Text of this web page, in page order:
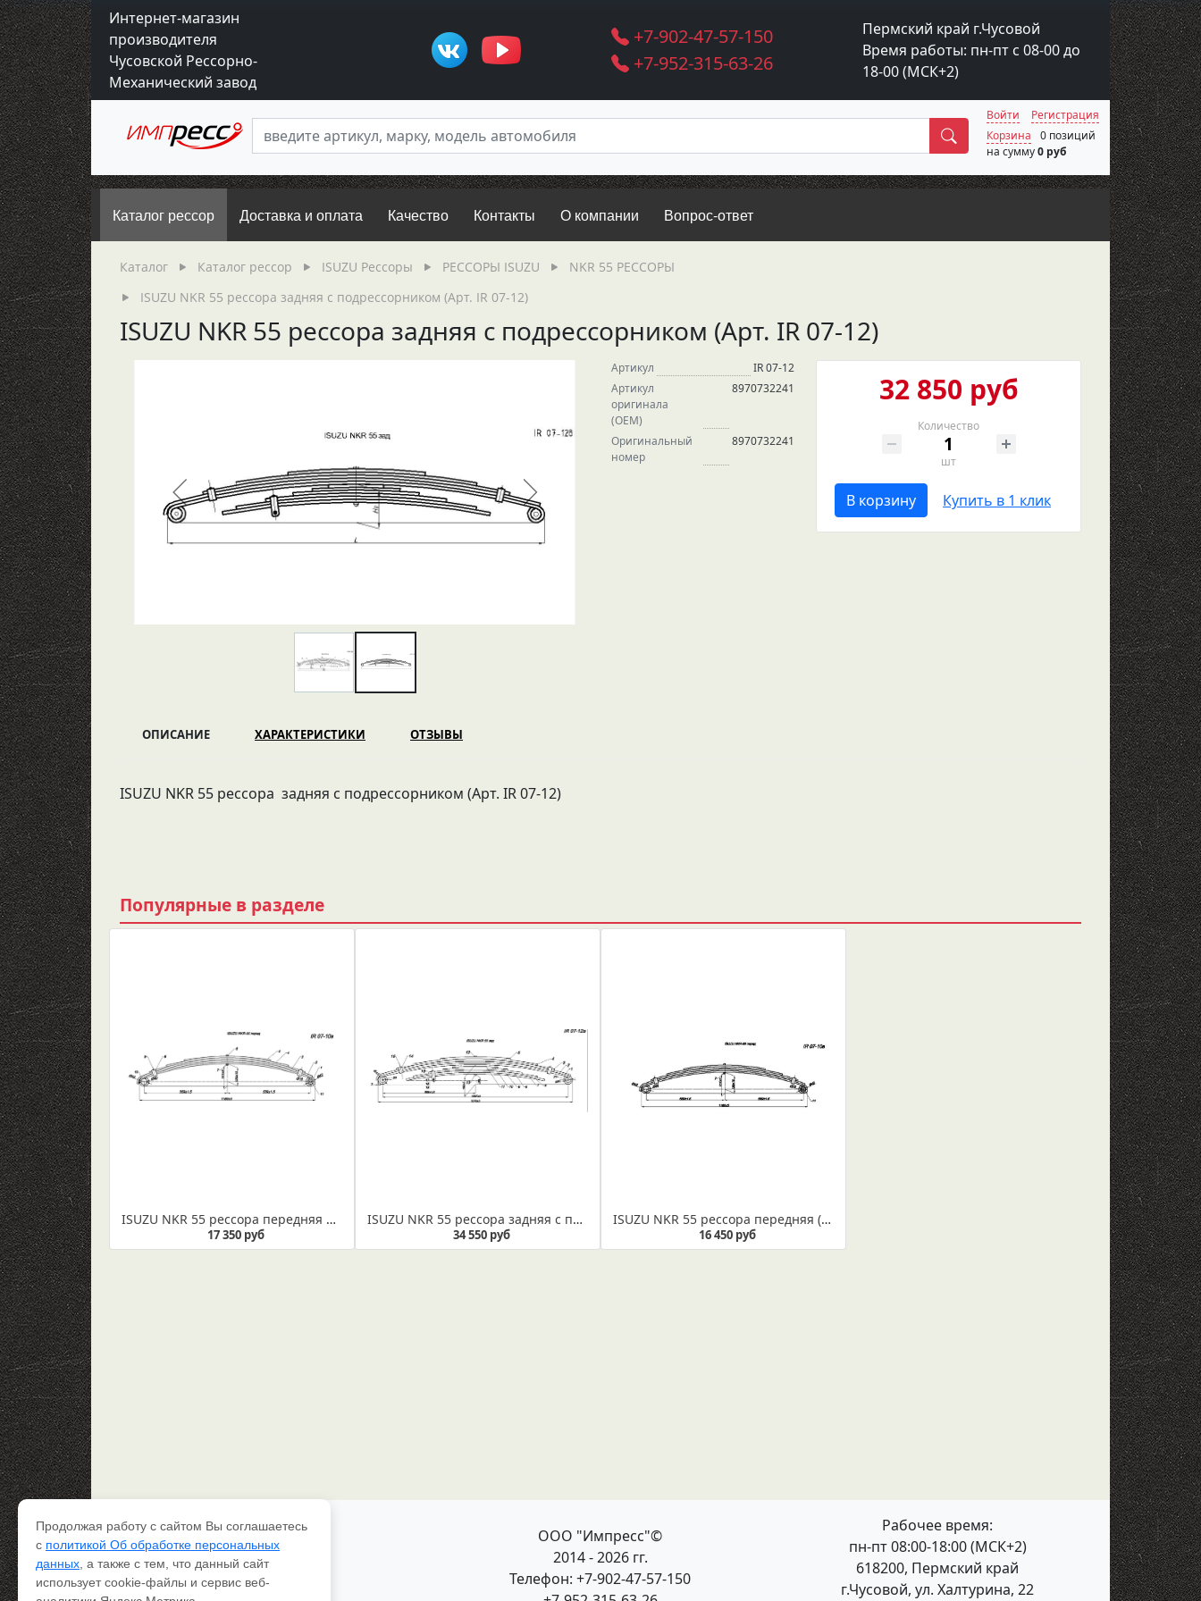
Интернет-магазин
производителя
Чусовской Рессорно-
Механический завод
+7-902-47-57-150
+7-952-315-63-26
Пермский край г.Чусовой
Время работы: пн-пт с 08-00 до
18-00 (МСК+2)
Поиск
Войти
Регистрация
Корзина
0 позиций
на сумму0 руб
Каталог рессор Доставка и оплата Качество Контакты О компании Вопрос-ответ
Каталог Каталог рессор ISUZU Рессоры РЕССОРЫ ISUZU
NKR 55 РЕССОРЫ
ISUZU NKR 55 рессора задняя с подрессорником (Арт. IR 07-12)
ISUZU NKR 55 рессора задняя с подрессорником (Арт. IR 07-12)
Артикул
IR 07-12
Артикул
оригинала
(OEM)
8970732241
Оригинальный
номер
8970732241
32 850 руб
Количество
шт
В корзину Купить в 1 клик
ОПИСАНИЕ ХАРАКТЕРИСТИКИ ОТЗЫВЫ
ISUZU NKR 55 рессора задняя с подрессорником (Арт. IR 07-12)
Популярные в разделе
ISUZU NKR 55 рессора передняя в сборе (Арт. IR 07-10в) Рессора укомплектована втулкой диаметром 40 мм и сайлентблоком диаметром 16 мм.
17 350 руб
ISUZU NKR 55 рессора задняя с подрессорником в сборе с сайлентблоками (Арт. IR 07-12в)
34 550 руб
ISUZU NKR 55 рессора передняя (Арт. IR 07-10)
16 450 руб
Каталог рессор
Доставка и оплата
Качество
Контакты
ООО "Импресс"©
2014 - 2026 гг.
Телефон: +7-902-47-57-150
Рабочее время:
пн-пт 08:00-18:00 (МСК+2)
618200, Пермский край
г.Чусовой, ул. Халтурина, 22
Продолжая работу с сайтом Вы соглашаетесь
с политикой Об обработке персональных
данных , а также с тем, что данный сайт
использует cookie-файлы и сервис веб-